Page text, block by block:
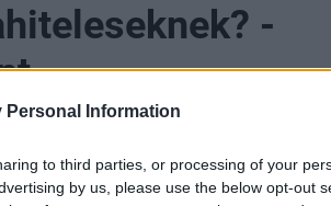
Personal Information
to third parties, or processing of your
by us, please use the below opt-out
-